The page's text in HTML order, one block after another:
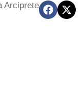
Arciprete